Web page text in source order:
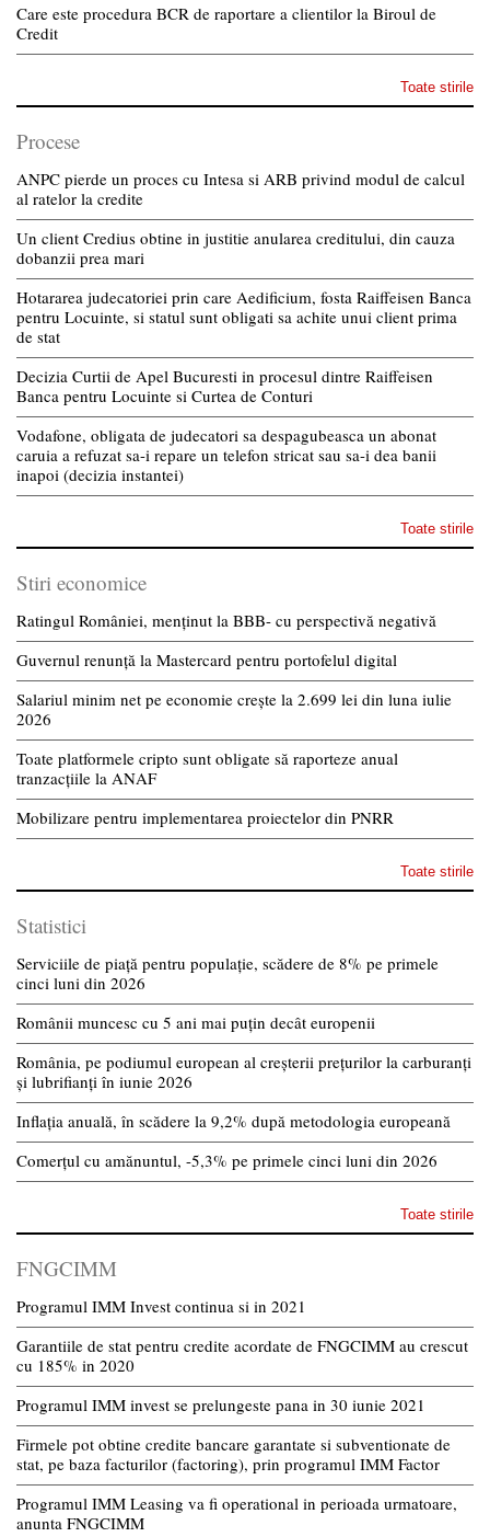
Care este procedura BCR de raportare a clientilor la Biroul de
Credit
Toate stirile
Procese
ANPC pierde un proces cu Intesa si ARB privind modul de calcul
al ratelor la credite
Un client Credius obtine in justitie anularea creditului, din cauza
dobanzii prea mari
Hotararea judecatoriei prin care Aedificium, fosta Raiffeisen Banca
pentru Locuinte, si statul sunt obligati sa achite unui client prima
de stat
Decizia Curtii de Apel Bucuresti in procesul dintre Raiffeisen
Banca pentru Locuinte si Curtea de Conturi
Vodafone, obligata de judecatori sa despagubeasca un abonat
caruia a refuzat sa-i repare un telefon stricat sau sa-i dea banii
inapoi (decizia instantei)
Toate stirile
Stiri economice
Ratingul României, menținut la BBB- cu perspectivă negativă
Guvernul renunță la Mastercard pentru portofelul digital
Salariul minim net pe economie crește la 2.699 lei din luna iulie
2026
Toate platformele cripto sunt obligate să raporteze anual
tranzacțiile la ANAF
Mobilizare pentru implementarea proiectelor din PNRR
Toate stirile
Statistici
Serviciile de piață pentru populație, scădere de 8% pe primele
cinci luni din 2026
Românii muncesc cu 5 ani mai puțin decât europenii
România, pe podiumul european al creșterii prețurilor la carburanți
și lubrifianți în iunie 2026
Inflația anuală, în scădere la 9,2% după metodologia europeană
Comerțul cu amănuntul, -5,3% pe primele cinci luni din 2026
Toate stirile
FNGCIMM
Programul IMM Invest continua si in 2021
Garantiile de stat pentru credite acordate de FNGCIMM au crescut
cu 185% in 2020
Programul IMM invest se prelungeste pana in 30 iunie 2021
Firmele pot obtine credite bancare garantate si subventionate de
stat, pe baza facturilor (factoring), prin programul IMM Factor
Programul IMM Leasing va fi operational in perioada urmatoare,
anunta FNGCIMM